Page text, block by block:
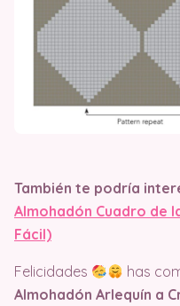
También te podría
Almohadón Cuadro de
Fácil)
Felicidades has
Almohadón Arlequín a